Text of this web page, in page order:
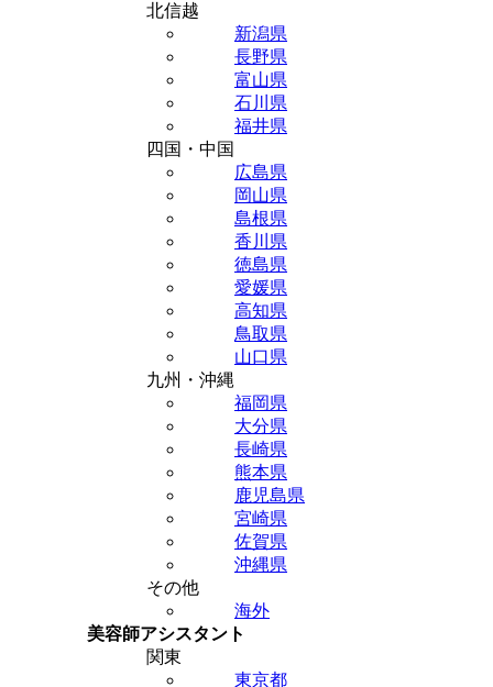
北信越
新潟県
長野県
富山県
石川県
福井県
四国・中国
広島県
岡山県
島根県
香川県
徳島県
愛媛県
高知県
鳥取県
山口県
九州・沖縄
福岡県
大分県
長崎県
熊本県
鹿児島県
宮崎県
佐賀県
沖縄県
その他
海外
美容師アシスタント
関東
東京都